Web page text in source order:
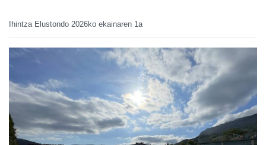
Ihintza Elustondo 2026ko ekainaren 1a